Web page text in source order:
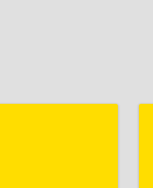
обл,
ул, дом № 31